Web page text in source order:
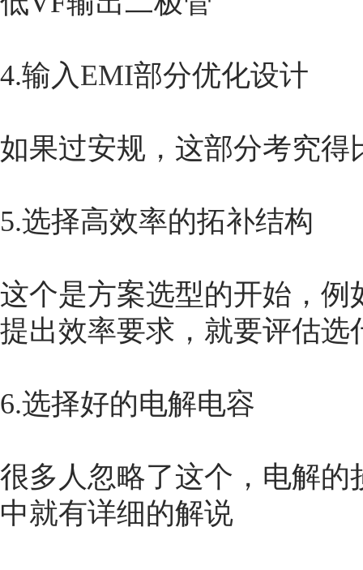
4.输入EMI部分优化设计
如果过安规，这部分考究
5.选择高效率的拓补结构
这个是方案选型的开始，例
提出效率要求，就要评估选
6.选择好的电解电容
很多人忽略了这个，电解
中就有详细的解说